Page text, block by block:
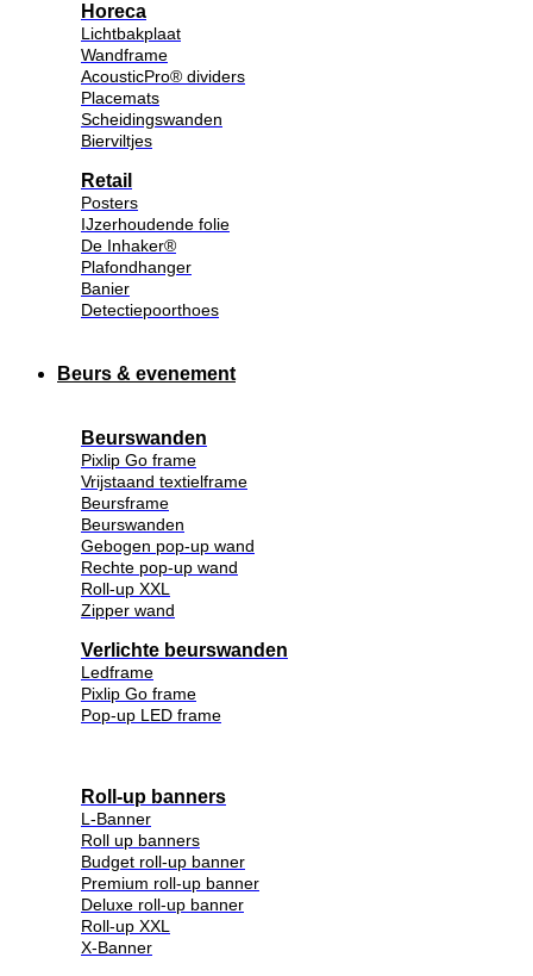
Horeca
Lichtbakplaat
Wandframe
AcousticPro® dividers
Placemats
Scheidingswanden
Bierviltjes
Retail
Posters
IJzerhoudende folie
De Inhaker®
Plafondhanger
Banier
Detectiepoorthoes
Beurs & evenement
Beurswanden
Pixlip Go frame
Vrijstaand textielframe
Beursframe
Beurswanden
Gebogen pop-up wand
Rechte pop-up wand
Roll-up XXL
Zipper wand
Verlichte beurswanden
Ledframe
Pixlip Go frame
Pop-up LED frame
Roll-up banners
L-Banner
Roll up banners
Budget roll-up banner
Premium roll-up banner
Deluxe roll-up banner
Roll-up XXL
X-Banner